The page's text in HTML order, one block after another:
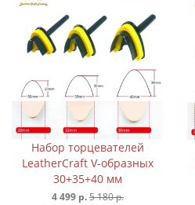
Набор торцевателей
LeatherCraft V-образных
30+35+40 мм
4 499 р.5 180 р.